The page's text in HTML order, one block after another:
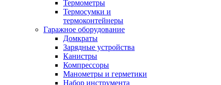
Термометры
Термосумки и
термоконтейнеры
Гаражное оборудование
Домкраты
Зарядные устройства
Канистры
Компрессоры
Манометры и герметики
Набор инструмента